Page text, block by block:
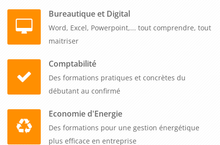
efficacité.
Bureautique et Digital
Word, Excel, Powerpoint,... tout comprendre, tout
maitriser
Comptabilité
Des formations pratiques et concrètes du
débutant au confirmé
Economie d'Energie
Des formations pour une gestion énergétique
plus efficace en entreprise